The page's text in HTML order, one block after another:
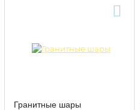
Гранитные шары